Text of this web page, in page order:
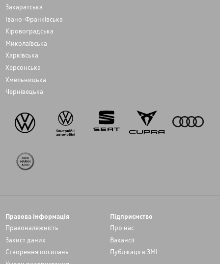
Закаратська
Івано-Франківська
Кіровоградська
Миколаївська
Харківська
Херсонська
Хмельницька
Чернівецька
Правова інформація
Правоналежність
Захист даних
Cтворення посилань
Підприємство
Про нас
Вакансії
Публікації в ЗМІ